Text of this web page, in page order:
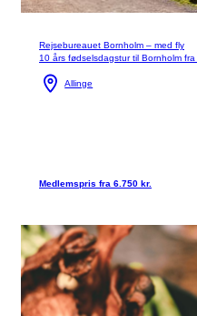
Rejsebureauet Bornholm – med fly
10 års fødselsdagstur til Bornholm
Allinge
Medlemspris fra 6.750 kr.